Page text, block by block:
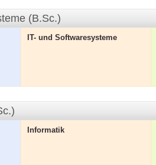
(B.Sc.)
IT- und Softwaresysteme
Informatik